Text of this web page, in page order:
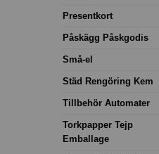
Presentkort
Påskägg Påskgodis
Små-el
Städ Rengöring Kem
Tillbehör Automater
Torkpapper Tejp
Emballage